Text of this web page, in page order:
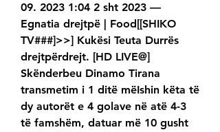
09. 2023 1:04 2 sht 2023 —
Egnatia drejtpë | Food[[SHIKO
TV###]>>] Kukësi Teuta Durrës
drejtpërdrejt. [HD LIVE@]
Skënderbeu Dinamo Tirana
transmetim i 1 ditë mëIshin këta të
dy autorët e 4 golave në atë 4-3
të famshëm, datuar më 10 gusht